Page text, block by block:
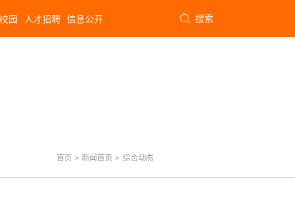
园 人才招聘 信息公开 搜索
首页 > 新闻首页 > 综合动态